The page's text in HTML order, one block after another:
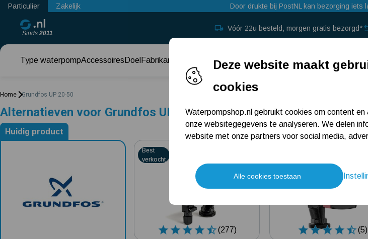
Particulier Zakelijk Door drukte bij PostNL kan bezorging iets
Sinds 2011
Vóór 22u besteld, morgen gratis bezorgd*
Type waterpompAccessoires Doel Fabrikant Keuzehulp →
Home Grundfos UP 20-50
Alternatieven voor Grundfos UP 20-50
Alternatieven voor Grundfos UP 20-50
Huidig product
(277)
4.7581
Best
verkocht
(5)
Deze website maakt
cookies
Waterpompshop.nl gebruikt cookies om content
onze websitegegevens te analyseren. We delen
website met onze partners voor social media,
Alle cookies toestaan